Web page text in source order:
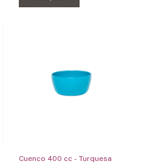
Cuenco 400 cc - Turquesa